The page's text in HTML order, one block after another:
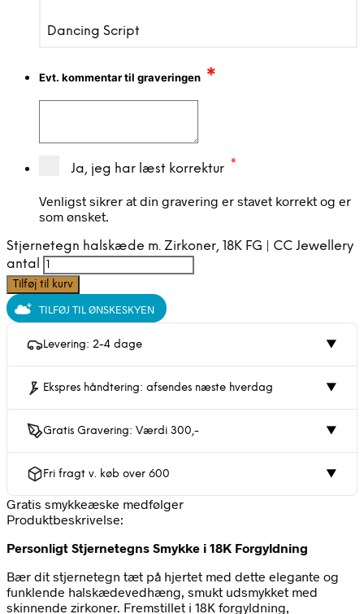
Dancing Script
Evt. kommentar til graveringen *
Ja, jeg har læst korrektur *
Venligst sikrer at din gravering er stavet korrekt og er
som ønsket.
Stjernetegn halskæde m. Zirkoner, 18K FG | CC Jewellery
antal
Tilføj til kurv
TILFØJ TIL ØNSKESKYEN
Levering: 2-4 dage ▼
Ekspres håndtering: afsendes næste hverdag ▼
Gratis Gravering: Værdi 300,- ▼
Fri fragt v. køb over 600 ▼
Gratis smykkeæske medfølger
Produktbeskrivelse:
Personligt Stjernetegns Smykke i 18K Forgyldning
Bær dit stjernetegn tæt på hjertet med dette elegante og
funklende halskædevedhæng, smukt udsmykket med
skinnende zirkoner. Fremstillet i 18K forgyldning,